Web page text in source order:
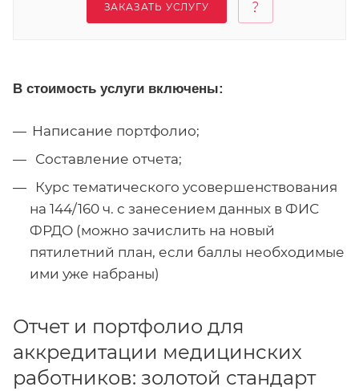
ЗАКАЗАТЬ УСЛУГУ
В стоимость услуги включены:
Написание портфолио;
Составление отчета;
Курс тематического усовершенствования
на 144/160 ч. с занесением данных в ФИС
ФРДО (можно зачислить на новый
пятилетний план, если баллы необходимые
ими уже набраны)
Отчет и портфолио для
аккредитации медицинских
работников: золотой стандарт